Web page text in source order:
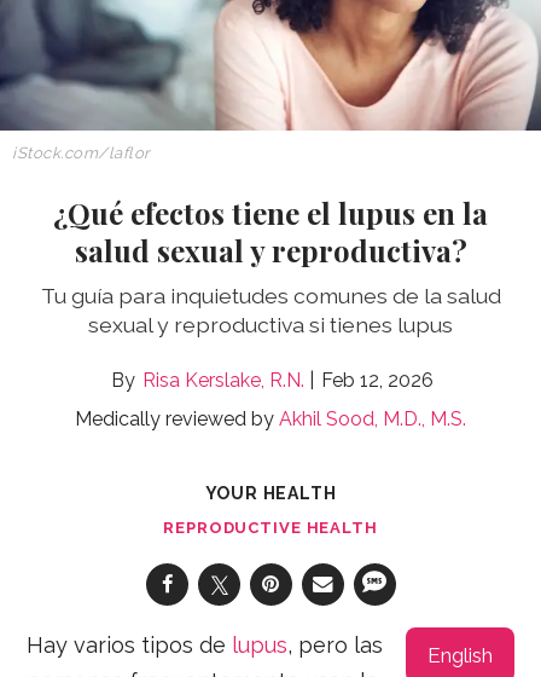
iStock.com/laflor
¿Qué efectos tiene el lupus en la
salud sexual y reproductiva?
Tu guía para inquietudes comunes de la salud
sexual y reproductiva si tienes lupus
Risa Kerslake, R.N.
Feb 12, 2026
Medically reviewed by Akhil Sood, M.D., M.S.
YOUR HEALTH
REPRODUCTIVE HEALTH
English
Hay varios tipos de lupus, pero las